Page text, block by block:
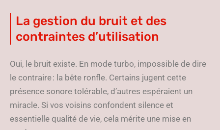
La gestion du bruit et des
contraintes d’utilisation
Oui, le bruit existe. En mode turbo, impossible de dire
le contraire : la bête ronfle. Certains jugent cette
présence sonore tolérable, d’autres espéraient un
miracle. Si vos voisins confondent silence et
essentielle qualité de vie, cela mérite une mise en